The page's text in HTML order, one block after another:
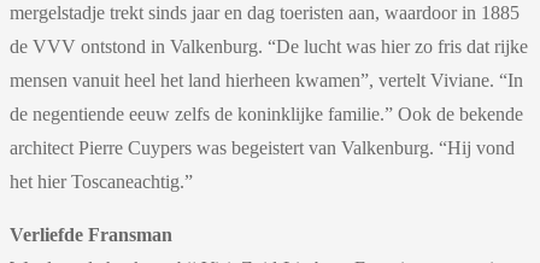
mergelstadje trekt sinds jaar en dag toeristen aan, waardoor in 1885
de VVV ontstond in Valkenburg. “De lucht was hier zo fris dat rijke
mensen vanuit heel het land hierheen kwamen”, vertelt Viviane. “In
de negentiende eeuw zelfs de koninklijke familie.” Ook de bekende
architect Pierre Cuypers was begeistert van Valkenburg. “Hij vond
het hier Toscaneachtig.”
Verliefde Fransman